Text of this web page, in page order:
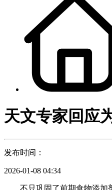
天文专家回应
发布时间：
2026-01-08 04:34
不只巩固了前期食物添加剂